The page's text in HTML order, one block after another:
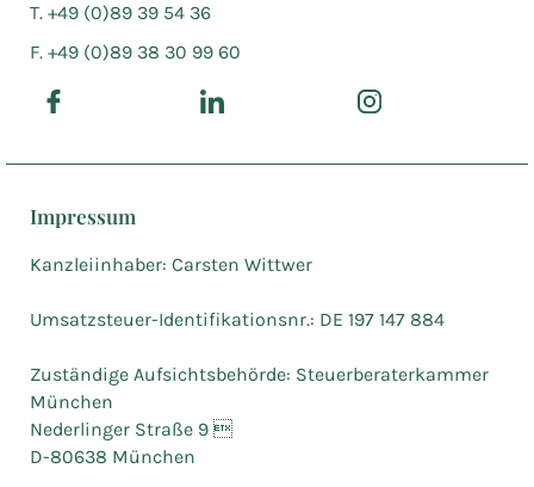
T. +49 (0)89 39 54 36
F. +49 (0)89 38 30 99 60
Impressum
Kanzleiinhaber: Carsten Wittwer
Umsatzsteuer-Identifikationsnr.: DE 197 147 884
Zuständige Aufsichtsbehörde: Steuerberaterkammer
München
Nederlinger Straße 9 
D-80638 München